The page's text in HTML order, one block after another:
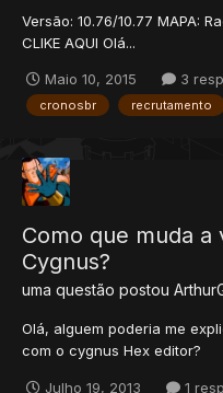
Versão: 10.76/10.77 MAPA:
CLIKE AQUI Olá...
Maio 10, 2015 3
cronosbr recrutamento
Como que muda a
Cygnus?
uma questão postou
Olá, alguem poderia me
com o cygnus Hex editor?
Julho 19, 2013 1